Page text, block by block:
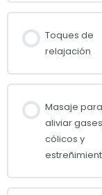
Toques de
relajación
Masaje para
aliviar
cólicos y